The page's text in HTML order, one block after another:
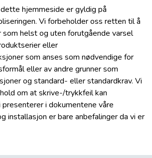
hjemmeside er gyldig på
Vi forbeholder oss retten til å
som helst og uten forutgående varsel
eller
som anses som nødvendige for
eller av andre grunner som
og standard- eller standardkrav. Vi
om at skrive-/trykkfeil kan
i dokumentene våre
installasjon er bare anbefalinger da vi er